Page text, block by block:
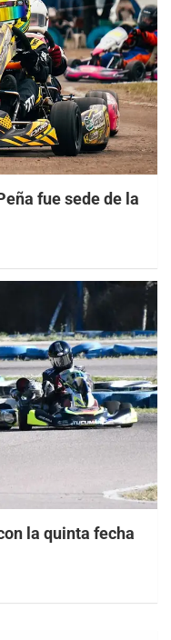
fue sede de la
la quinta fecha